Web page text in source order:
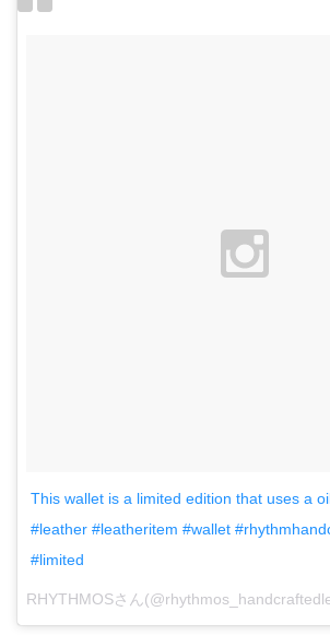
This wallet is a limited edition that uses a
#leather #leatheritem #wallet
#limited